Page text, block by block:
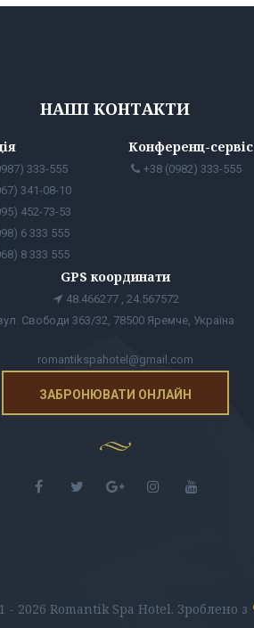
НАШІ КОНТАКТИ
333-555
341-08-10
452-73-53
6 333 555
8 333 555
Конференц-сервіс
+38 (0982) 333-555
GPS координати
48.466277 , 24.567572
Свободи 363/32, 78500 Яремче, Україна
romantikspahotel@gmail.com
ЗАБРОНЮВАТИ ОНЛАЙН
- 2026 Romantik Spa Hotel. Зроблено з